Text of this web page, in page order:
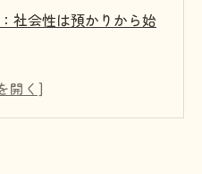
社会性は預かりから始
友情と信頼の築き方